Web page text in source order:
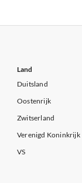
Land
Duitsland
Oostenrijk
Zwitserland
Verenigd Koninkrijk
VS